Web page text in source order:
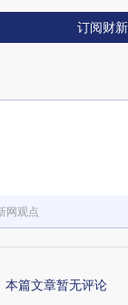
订阅财
网观点
本篇文章暂无评论